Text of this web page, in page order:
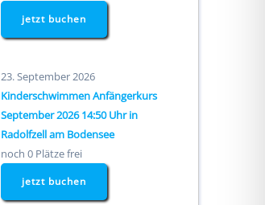
jetzt buchen
23. September 2026
Kinderschwimmen Anfängerkurs
September 2026 14:50 Uhr in
Radolfzell am Bodensee
noch 0 Plätze frei
jetzt buchen